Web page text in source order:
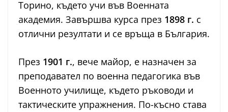
Торино, където учи във Военната
академия. Завършва курса през 1898 г. с
отлични резултати и се връща в България.
През 1901 г., вече майор, е назначен за
преподавател по военна педагогика във
Военното училище, където ръководи и
тактическите упражнения. По-късно става